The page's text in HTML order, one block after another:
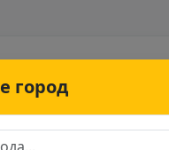
город
или самоката.
идёт быстро.